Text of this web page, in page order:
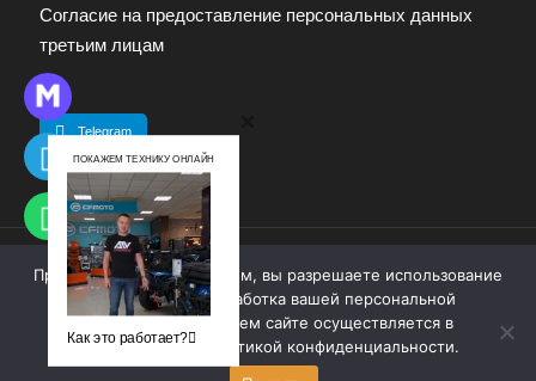
Согласие на предоставление персональных данных
третьим лицам
Telegram
© 2009—2025. Квадропарк. Все права защищены.
Материалы, размещенные на сайте, не являются
публичной офертой. Для получения информации
обращайтесь к продавцу.
Продолжая работу с сайтом, вы разрешаете использование
cookie-файлов. Обработка вашей персональной
информации на нашем сайте осуществляется в
соответствии с
политикой конфиденциальности.
ПОКАЖЕМ ТЕХНИКУ ОНЛАЙН
Как это работает?